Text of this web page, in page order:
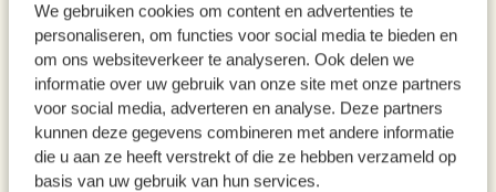
We gebruiken cookies om content en advertenties te
personaliseren, om functies voor social media te bieden en
om ons websiteverkeer te analyseren. Ook delen we
informatie over uw gebruik van onze site met onze partners
voor social media, adverteren en analyse. Deze partners
kunnen deze gegevens combineren met andere informatie
die u aan ze heeft verstrekt of die ze hebben verzameld op
basis van uw gebruik van hun services.
verwijderen. Let wel goed op je vingers! De
blikken kunnen ook van de binnenkant heel
scherp zijn.
Gooi er warm water over heen, zodat het ijs
makkelijk uit de blik komt. Nu zijn ze klaar!